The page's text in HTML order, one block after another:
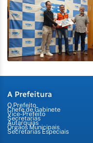
A Prefeitura
O Prefeito
Chefe de Gabinete
Vice-Prefeito
Secretarias
Autarquias
Órgãos Municipais
Secretarias Especiais